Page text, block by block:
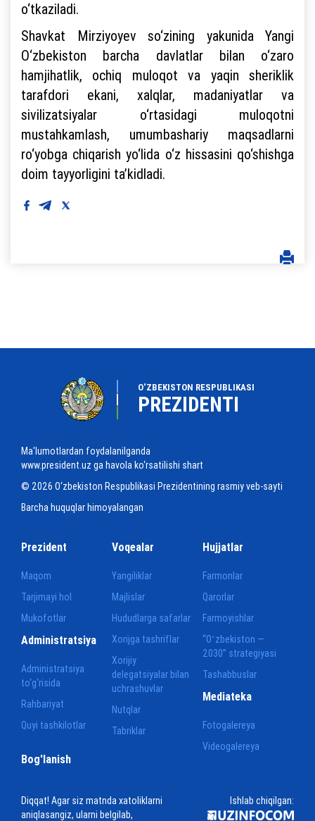
o‘tkaziladi.
Shavkat Mirziyoyev so‘zining yakunida Yangi
O‘zbekiston barcha davlatlar bilan o‘zaro
hamjihatlik, ochiq muloqot va yaqin sheriklik
tarafdori ekani, xalqlar, madaniyatlar va
sivilizatsiyalar o‘rtasidagi muloqotni
mustahkamlash, umumbashariy maqsadlarni
ro‘yobga chiqarish yo‘lida o‘z hissasini qo‘shishga
doim tayyorligini ta’kidladi.
O‘ZBEKISTON RESPUBLIKASI
PREZIDENTI
Ma'lumotlardan foydalanilganda
www.president.uz ga havola ko‘rsatilishi shart
© 2026 O‘zbekiston Respublikasi Prezidentining rasmiy veb-sayti
Barcha huquqlar himoyalangan
Prezident
Maqom
Tarjimayi hol
Mukofotlar
Voqealar
Yangiliklar
Majlislar
Hududlarga safarlar
Xorijga tashriflar
Xorijiy
delegatsiyalar bilan
uchrashuvlar
Nutqlar
Tabriklar
Hujjatlar
Farmonlar
Qarorlar
Farmoyishlar
“Oʻzbekiston —
2030” strategiyasi
Tashabbuslar
Administratsiya
Administratsiya
to‘g‘risida
Rahbariyat
Quyi tashkilotlar
Mediateka
Fotogalereya
Videogalereya
Bog'lanish
Diqqat! Agar siz matnda xatoliklarni
aniqlasangiz, ularni belgilab,
Ishlab chiqilgan: